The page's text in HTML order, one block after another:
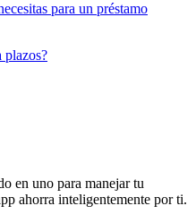
para un préstamo
plazos?
en uno para manejar tu
ahorra inteligentemente por ti.